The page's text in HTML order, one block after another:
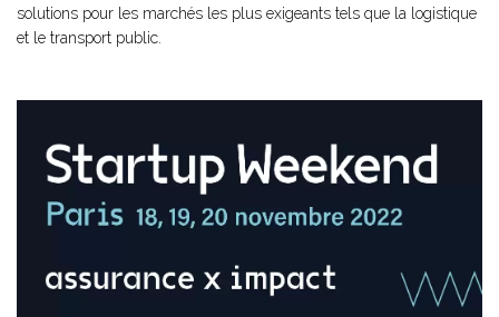
solutions pour les marchés les plus exigeants tels que la logistique
et le transport public.